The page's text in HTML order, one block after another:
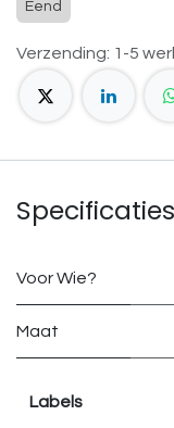
Eend
Verzending: 1-5
Specificaties
Voor Wie?
Maat
Labels